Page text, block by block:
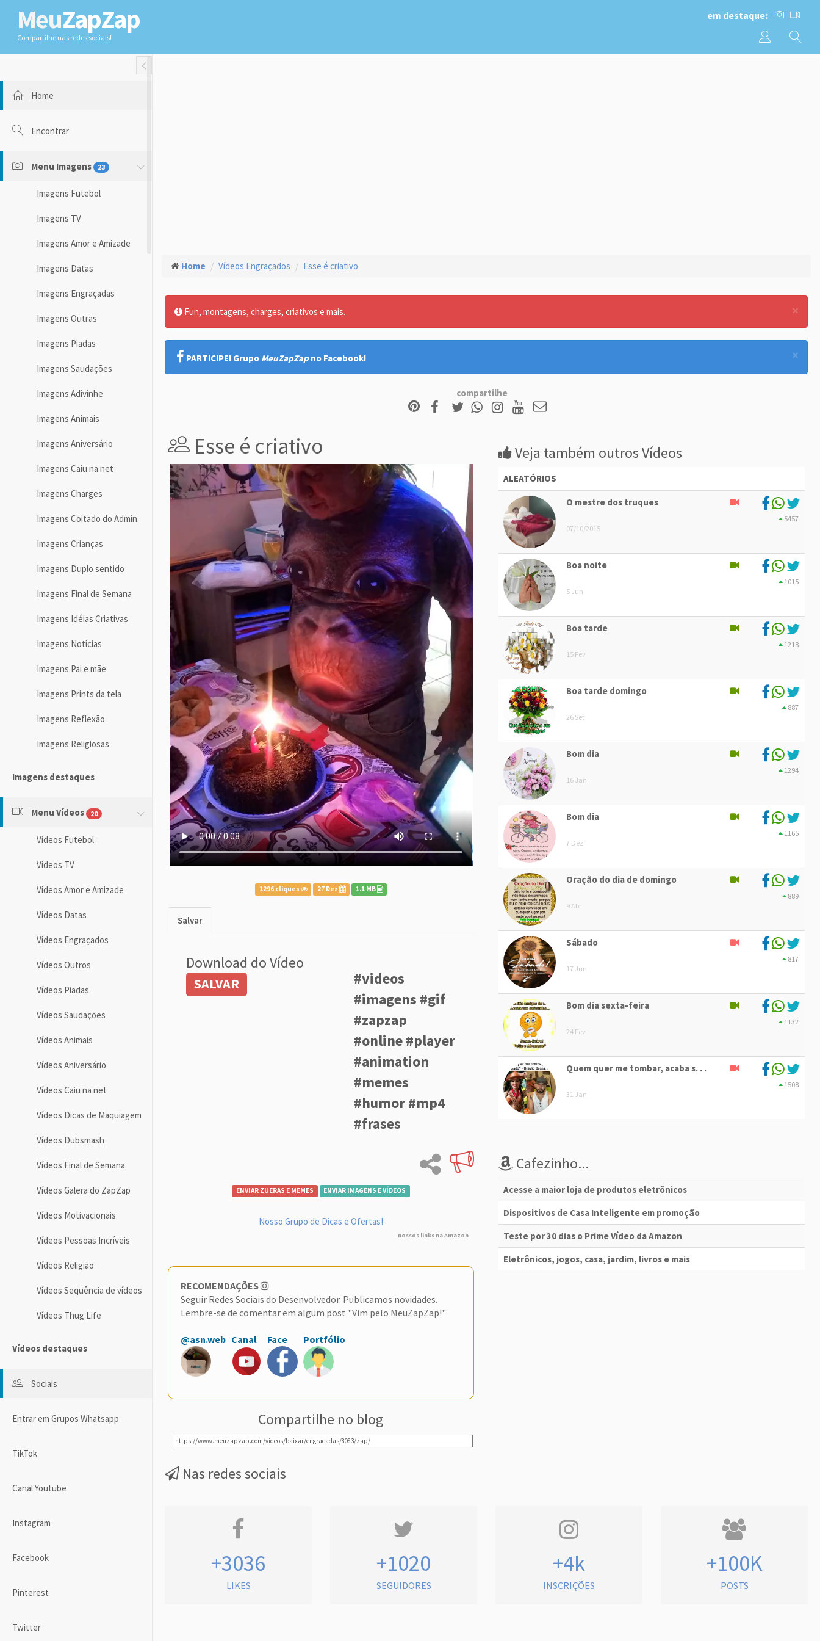
MeuZapZap
Compartilhe nas redes sociais!
em destaque:
Toggle Fullwidth
Home
Encontrar
Menu Imagens 23
Imagens Futebol
Imagens TV
Imagens Amor e Amizade
Imagens Datas
Imagens Engraçadas
Imagens Outras
Imagens Piadas
Imagens Saudações
Imagens Adivinhe
Imagens Animais
Imagens Aniversário
Imagens Caiu na net
Imagens Charges
Imagens Coitado do Admin.
Imagens Crianças
Imagens Duplo sentido
Imagens Final de Semana
Imagens Idéias Criativas
Imagens Notícias
Imagens Pai e mãe
Imagens Prints da tela
Imagens Reflexão
Imagens Religiosas
Imagens destaques
Menu Vídeos 20
Vídeos Futebol
Vídeos TV
Vídeos Amor e Amizade
Vídeos Datas
Vídeos Engraçados
Vídeos Outros
Vídeos Piadas
Vídeos Saudações
Vídeos Animais
Vídeos Aniversário
Vídeos Caiu na net
Vídeos Dicas de Maquiagem
Vídeos Dubsmash
Vídeos Final de Semana
Vídeos Galera do ZapZap
Vídeos Motivacionais
Vídeos Pessoas Incríveis
Vídeos Religião
Vídeos Sequência de vídeos
Vídeos Thug Life
Vídeos destaques
Sociais
Entrar em Grupos Whatsapp
TikTok
Canal Youtube
Instagram
Facebook
Pinterest
Twitter
Home Vídeos Engraçados Esse é criativo
×
Fun, montagens, charges, criativos e mais.
×
PARTICIPE! Grupo MeuZapZap no Facebook!
compartilhe
Esse é criativo
1296 cliques 27 Dez 1.1 MB
Salvar
Download do Vídeo
SALVAR
#videos
#imagens #gif
#zapzap
#online #player
#animation
#memes
#humor #mp4
#frases
ENVIAR ZUERAS E MEMES ENVIAR IMAGENS E VÍDEOS
Nosso Grupo de Dicas e Ofertas!
nossos links na Amazon
RECOMENDAÇÕES
Seguir Redes Sociais do Desenvolvedor. Publicamos novidades.
Lembre-se de comentar em algum post "Vim pelo MeuZapZap!"
@asn.web Canal Face Portfólio
Compartilhe no blog
Veja também outros Vídeos
ALEATÓRIOS
O mestre dos truques
07/10/2015
5457
Boa noite
5 Jun
1015
Boa tarde
15 Fev
1218
Boa tarde domingo
26 Set
887
Bom dia
16 Jan
1294
Bom dia
7 Dez
1165
Oração do dia de domingo
9 Abr
889
Sábado
17 Jun
817
Bom dia sexta-feira
24 Fev
1132
Quem quer me tombar, acaba s. . .
31 Jan
1508
Cafezinho...
Acesse a maior loja de produtos eletrônicos
Dispositivos de Casa Inteligente em promoção
Teste por 30 dias o Prime Vídeo da Amazon
Eletrônicos, jogos, casa, jardim, livros e mais
Nas redes sociais
+3036
LIKES
+1020
SEGUIDORES
+4k
INSCRIÇÕES
+100K
POSTS